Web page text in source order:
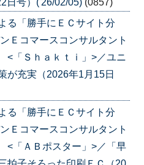
る「勝手にＥＣサイト分
コマースコンサルタント
「Ｓｈａｋｔｉ」>／ユニ
が充実（2026年1月15日
る「勝手にＥＣサイト分
コマースコンサルタント
「ＡＢポスター」>／「早